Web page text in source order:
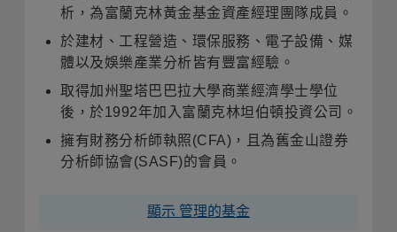
析，為富蘭克林黃金基金資產經理團隊成員。
於建材、工程營造、環保服務、電子設備、媒
體以及娛樂產業分析皆有豐富經驗。
取得加州聖塔巴巴拉大學商業經濟學士學位
後，於1992年加入富蘭克林坦伯頓投資公司。
擁有財務分析師執照(CFA)，且為舊金山證券
分析師協會(SASF)的會員。
顯示 管理的基金